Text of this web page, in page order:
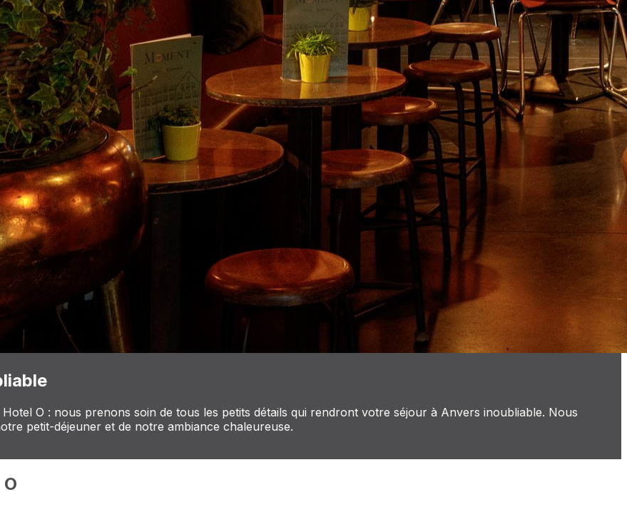
O : nous prenons soin de tous les petits détails qui rendront votre séjour à Anvers inoubliable. Nous
petit-déjeuner et de notre ambiance chaleureuse.